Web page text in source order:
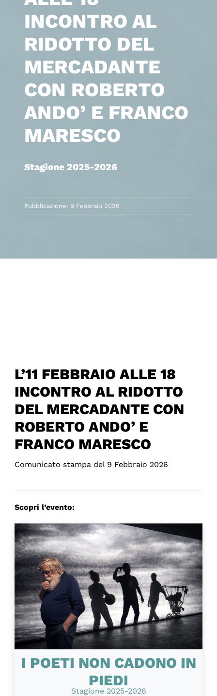
INCONTRO AL
RIDOTTO DEL
MERCADANTE
CON ROBERTO
ANDO’ E FRANCO
MARESCO
Stagione 2025-2026
Pubblicazione: 9 Febbraio 2026
L’11 FEBBRAIO ALLE 18
INCONTRO AL RIDOTTO
DEL MERCADANTE CON
ROBERTO ANDO’ E
FRANCO MARESCO
Comunicato stampa del 9 Febbraio 2026
Scopri l’evento:
I POETI NON CADONO IN
PIEDI
Stagione 2025-2026